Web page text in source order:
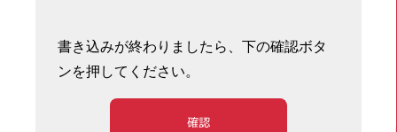
書き込みが終わりましたら、下の確認ボタ
ンを押してください。
確認